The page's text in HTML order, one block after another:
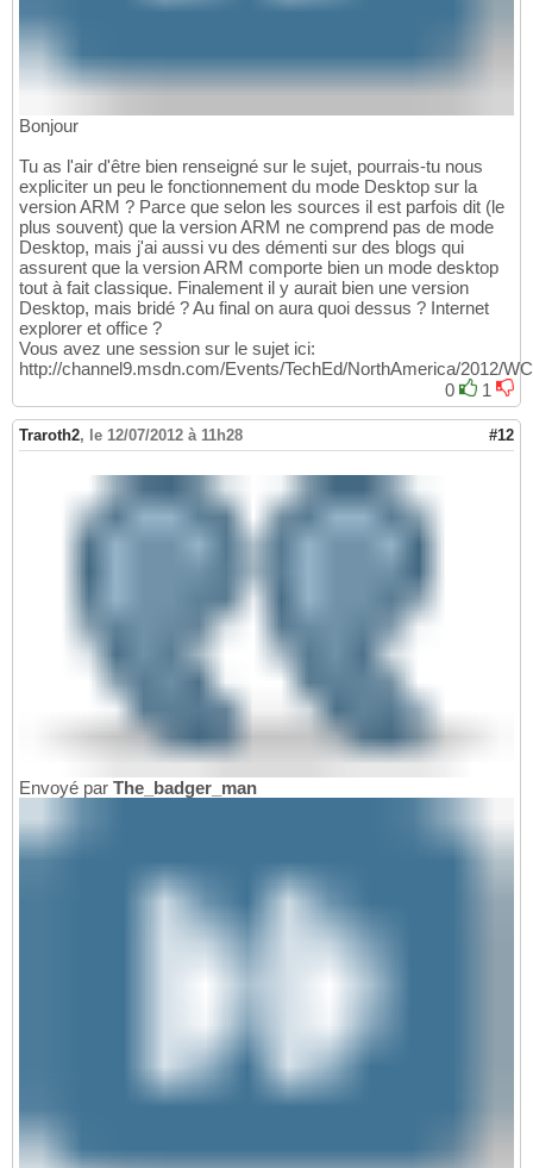
Bonjour
Tu as l'air d'être bien renseigné sur le sujet, pourrais-tu nous
expliciter un peu le fonctionnement du mode Desktop sur la
version ARM ? Parce que selon les sources il est parfois dit (le
plus souvent) que la version ARM ne comprend pas de mode
Desktop, mais j'ai aussi vu des démenti sur des blogs qui
assurent que la version ARM comporte bien un mode desktop
tout à fait classique. Finalement il y aurait bien une version
Desktop, mais bridé ? Au final on aura quoi dessus ? Internet
explorer et office ?
Vous avez une session sur le sujet ici:
http://channel9.msdn.com/Events/TechEd/NorthAmerica/2012/
0
1
Traroth2, le 12/07/2012 à 11h28 #12
Envoyé par The_badger_man